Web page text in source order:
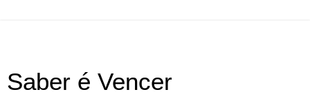
Saber é Vencer